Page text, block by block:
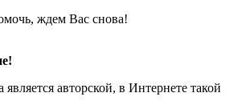
ждем Вас снова!
является авторской, в Интернете такой